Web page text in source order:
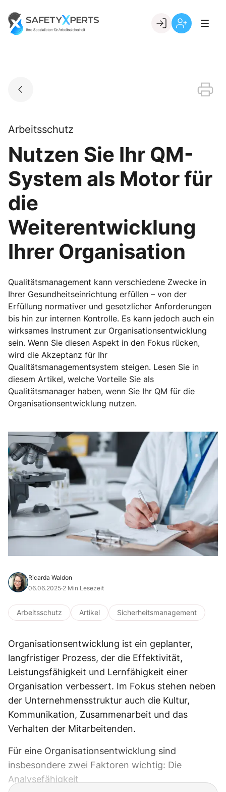
content
Go to landing page.
Arbeitsschutz
Nutzen Sie Ihr QM-
System als Motor für
die
Weiterentwicklung
Ihrer Organisation
Qualitätsmanagement kann verschiedene Zwecke in
Ihrer Gesundheitseinrichtung erfüllen – von der
Erfüllung normativer und gesetzlicher Anforderungen
bis hin zur internen Kontrolle. Es kann jedoch auch ein
wirksames Instrument zur Organisationsentwicklung
sein. Wenn Sie diesen Aspekt in den Fokus rücken,
wird die Akzeptanz für Ihr
Qualitätsmanagementsystem steigen. Lesen Sie in
diesem Artikel, welche Vorteile Sie als
Qualitätsmanager haben, wenn Sie Ihr QM für die
Organisationsentwicklung nutzen.
Ricarda Waldon
06.06.2025·2 Min Lesezeit
Arbeitsschutz Artikel Sicherheitsmanagement
Organisationsentwicklung ist ein geplanter,
langfristiger Prozess, der die Effektivität,
Leistungsfähigkeit und Lernfähigkeit einer
Organisation verbessert. Im Fokus stehen neben
der Unternehmensstruktur auch die Kultur,
Kommunikation, Zusammenarbeit und das
Verhalten der Mitarbeitenden.
Für eine Organisationsentwicklung sind
insbesondere zwei Faktoren wichtig: Die
Analysefähigkeit